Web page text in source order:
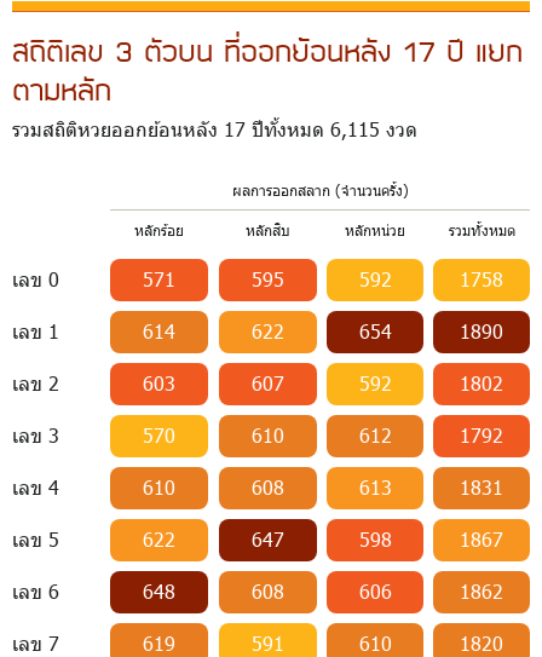
สถิติเลข 3 ตัวบน ที่ออกย้อนหลัง 17 ปี แยก
ตามหลัก
รวมสถิติหวยออกย้อนหลัง 17 ปีทั้งหมด 6,115 งวด
ผลการออกสลาก (จำนวนครั้ง)
หลักร้อย หลักสิบ หลักหน่วย รวมทั้งหมด
เลข 0 571 595 592 1758
เลข 1 614 622 654 1890
เลข 2 603 607 592 1802
เลข 3 570 610 612 1792
เลข 4 610 608 613 1831
เลข 5 622 647 598 1867
เลข 6 648 608 606 1862
เลข 7 619 591 610 1820